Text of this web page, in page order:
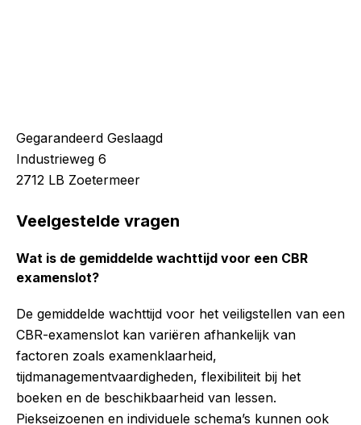
Gegarandeerd Geslaagd
Industrieweg 6
2712 LB Zoetermeer
Veelgestelde vragen
Wat is de gemiddelde wachttijd voor een CBR
examenslot?
De gemiddelde wachttijd voor het veiligstellen van een
CBR-examenslot kan variëren afhankelijk van
factoren zoals examenklaarheid,
tijdmanagementvaardigheden, flexibiliteit bij het
boeken en de beschikbaarheid van lessen.
Piekseizoenen en individuele schema’s kunnen ook